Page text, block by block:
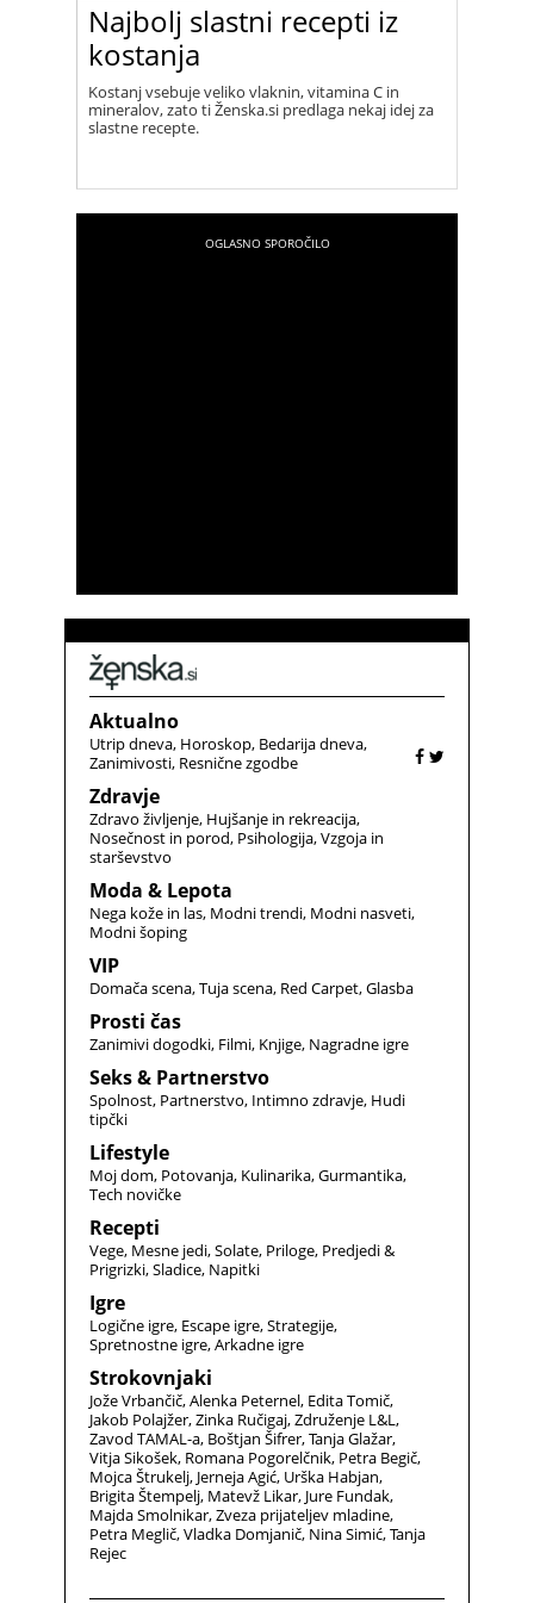
Najbolj slastni recepti iz
kostanja
Kostanj vsebuje veliko vlaknin, vitamina C in
mineralov, zato ti Ženska.si predlaga nekaj idej za
slastne recepte.
Aktualno
Utrip dneva Horoskop Bedarija dneva
Zanimivosti Resnične zgodbe
Zdravje
Zdravo življenje Hujšanje in rekreacija
Nosečnost in porod Psihologija Vzgoja in
starševstvo
Moda & Lepota
Nega kože in las Modni trendi Modni nasveti
Modni šoping
VIP
Domača scena Tuja scena Red Carpet Glasba
Prosti čas
Zanimivi dogodki Filmi Knjige Nagradne igre
Seks & Partnerstvo
Spolnost Partnerstvo Intimno zdravje Hudi
tipčki
Lifestyle
Moj dom Potovanja Kulinarika Gurmantika
Tech novičke
Recepti
Vege Mesne jedi Solate Priloge Predjedi &
Prigrizki Sladice Napitki
Igre
Logične igre Escape igre Strategije
Spretnostne igre Arkadne igre
Strokovnjaki
Jože Vrbančič Alenka Peternel Edita Tomič
Jakob Polajžer Zinka Ručigaj Združenje L&L
Zavod TAMAL-a Boštjan Šifrer Tanja Glažar
Vitja Sikošek Romana Pogorelčnik Petra Begič
Mojca Štrukelj Jerneja Agić Urška Habjan
Brigita Štempelj Matevž Likar Jure Fundak
Majda Smolnikar Zveza prijateljev mladine
Petra Meglič Vladka Domjanič Nina Simić Tanja
Rejec